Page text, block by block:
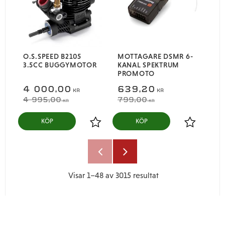
O.S.SPEED B2105
3.5CC BUGGYMOTOR
4 000,00 KR
4 995,00KR
Lägg till i favoriter
KÖP
MOTTAGARE DSMR 6-
KANAL SPEKTRUM
PROMOTO
639,20 KR
799,00KR
Lägg till i
KÖP
Visar 1–48 av 3015 resultat